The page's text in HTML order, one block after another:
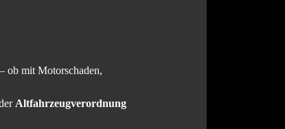
ob mit Motorschaden,
Altfahrzeugverordnung